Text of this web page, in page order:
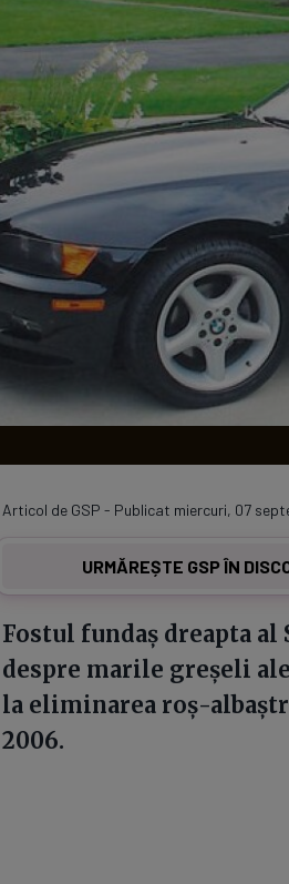
Program TV
Articol de GSP - Publicat miercuri, 07
URMĂREȘTE GSP ÎN
Fostul fundaș dreapta al
despre marile greșeli
la eliminarea roș-
2006.